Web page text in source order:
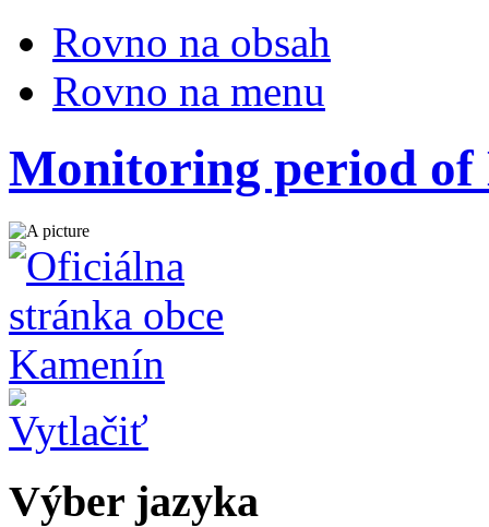
Rovno na obsah
Rovno na menu
Monitoring period of
Výber jazyka